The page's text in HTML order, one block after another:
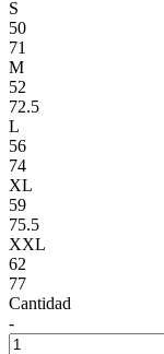
S
50
71
M
52
72.5
L
56
74
XL
59
75.5
XXL
62
77
Cantidad
-